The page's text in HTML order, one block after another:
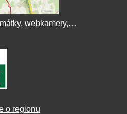
webkamery,…
o regionu